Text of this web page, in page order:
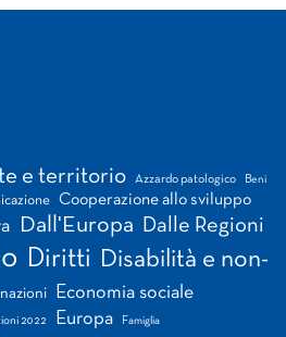
e territorio Azzardo patologico Beni
Cooperazione allo sviluppo
Dall'Europa Dalle Regioni
Diritti Disabilità e non-
Economia sociale
2022 Europa Famiglia